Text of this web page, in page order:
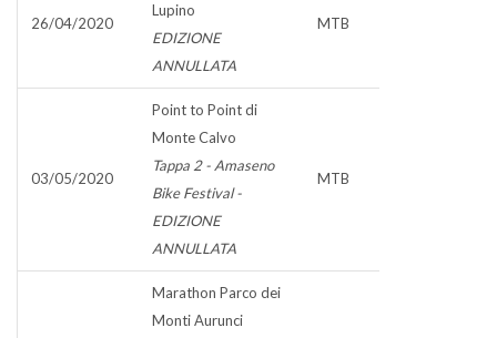
26/04/2020
Lupino
EDIZIONE
ANNULLATA
MTB
03/05/2020
Point to Point di
Monte Calvo
Tappa 2 - Amaseno
Bike Festival -
EDIZIONE
ANNULLATA
MTB
Marathon Parco dei
Monti Aurunci